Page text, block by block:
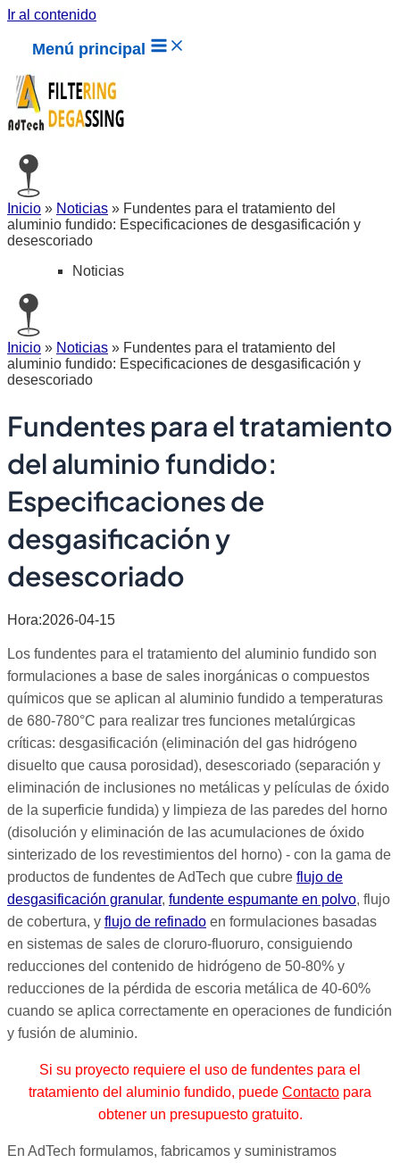
Ir al contenido
Menú principal
Inicio » Noticias » Fundentes para el tratamiento del
aluminio fundido: Especificaciones de desgasificación y
desescoriado
Noticias
Inicio » Noticias » Fundentes para el tratamiento del
aluminio fundido: Especificaciones de desgasificación y
desescoriado
Fundentes para el tratamiento
del aluminio fundido:
Especificaciones de
desgasificación y
desescoriado
Hora:2026-04-15
Los fundentes para el tratamiento del aluminio fundido son
formulaciones a base de sales inorgánicas o compuestos
químicos que se aplican al aluminio fundido a temperaturas
de 680-780°C para realizar tres funciones metalúrgicas
críticas: desgasificación (eliminación del gas hidrógeno
disuelto que causa porosidad), desescoriado (separación y
eliminación de inclusiones no metálicas y películas de óxido
de la superficie fundida) y limpieza de las paredes del horno
(disolución y eliminación de las acumulaciones de óxido
sinterizado de los revestimientos del horno) - con la gama de
productos de fundentes de AdTech que cubre flujo de
desgasificación granular, fundente espumante en polvo, flujo
de cobertura, y flujo de refinado en formulaciones basadas
en sistemas de sales de cloruro-fluoruro, consiguiendo
reducciones del contenido de hidrógeno de 50-80% y
reducciones de la pérdida de escoria metálica de 40-60%
cuando se aplica correctamente en operaciones de fundición
y fusión de aluminio.
Si su proyecto requiere el uso de fundentes para el
tratamiento del aluminio fundido, puede Contacto para
obtener un presupuesto gratuito.
En AdTech formulamos, fabricamos y suministramos